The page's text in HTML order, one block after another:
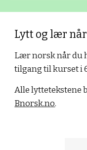
Lytt og lær
Lær norsk når du
tilgang til kurset i
Alle lyttetekstene
Bnorsk.no.